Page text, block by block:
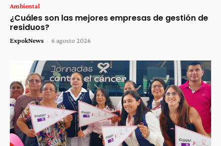
Ambiental
¿Cuáles son las mejores empresas de gestión de
residuos?
ExpokNews - 6 agosto 2026